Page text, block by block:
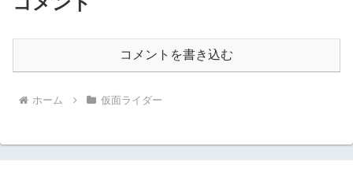
コメントを書き込む
ホーム 仮面ライダー